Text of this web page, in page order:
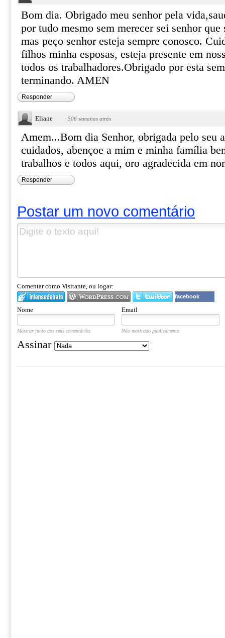
Bom dia. Obrigado meu senhor pela
por tudo mesmo sem merecer sei senhor
mas peço senhor esteja sempre conosco.
filhos minha esposas, esteja presente em
todos os trabalhadores.Obrigado por esta
terminando. AMEN
Responder
Eliane · 506 semanas atrás
Amem...Bom dia Senhor, obrigada pelo seu
cuidados, abençoe a mim e minha família
trabalhos e todos aqui, oro agradecida em
Responder
Postar um novo comentário
Comentar como Visitante, ou logar:
facebook
Nome Email
Mostrar junto aos seus comentários. Não mostrado publicamente.
Assinar